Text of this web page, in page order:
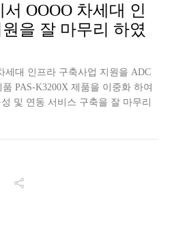
OOOO 차세대 인
을 잘 마무리 하였
세대 인프라 구축사업 지원을 ADC
PAS-K3200X 제품을 이중화 하여
및 연동 서비스 구축을 잘 마무리